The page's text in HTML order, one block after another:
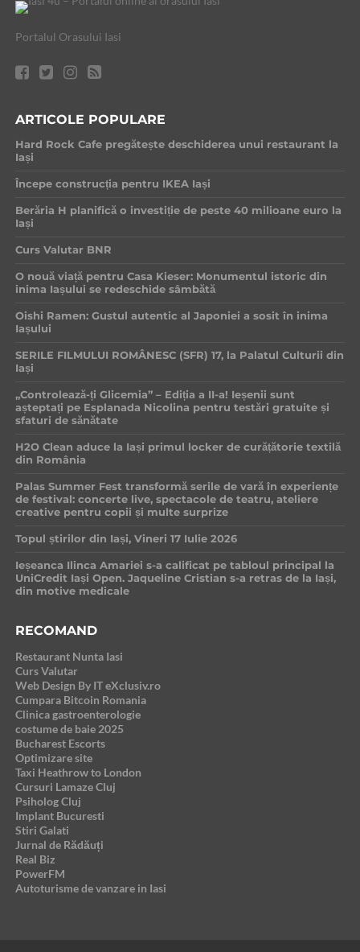
Portalul Orasului Iasi
ARTICOLE POPULARE
Hard Rock Cafe pregătește deschiderea unui restaurant la
Iași
Începe construcția pentru IKEA Iași
Berăria H planifică o investiție de peste 40 milioane euro la
Iași
Curs Valutar BNR
O nouă viață pentru Casa Kieser: Monumentul istoric din
inima Iașului se redeschide sâmbătă
Oishi Ramen: Gustul autentic al Japoniei a sosit în inima
Iașului
SERILE FILMULUI ROMÂNESC (SFR) 17, la Palatul Culturii din
Iași
„Controlează-ți Glicemia” – Ediția a II-a! Ieșenii sunt
așteptați pe Esplanada Nicolina pentru testări gratuite și
sfaturi de sănătate
H2O Clean aduce la Iași primul locker de curățătorie textilă
din România
Palas Summer Fest transformă serile de vară în experiențe
de festival: concerte live, spectacole de teatru, ateliere
creative pentru copii și multe surprize
Topul știrilor din Iași, Vineri 17 Iulie 2026
Ieșeanca Ilinca Amariei s-a calificat pe tabloul principal la
UniCredit Iași Open. Jaqueline Cristian s-a retras de la Iași,
din motive medicale
RECOMAND
Restaurant Nunta Iasi
Curs Valutar
Web Design By IT eXclusiv.ro
Cumpara Bitcoin Romania
Clinica gastroenterologie
costume de baie 2025
Bucharest Escorts
Optimizare site
Taxi Heathrow to London
Cursuri Lamaze Cluj
Psiholog Cluj
Implant Bucuresti
Stiri Galati
Jurnal de Rădăuți
Real Biz
PowerFM
Autoturisme de vanzare in Iasi